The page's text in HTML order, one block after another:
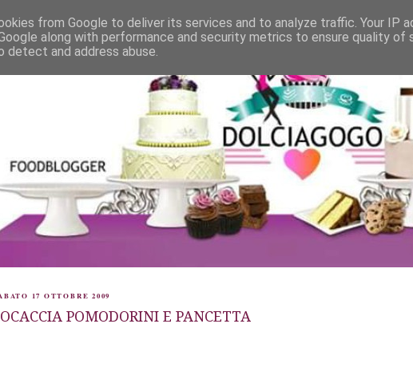
17 OTTOBRE 2009
POMODORINI E PANCETTA
from Google to deliver its services and to analyze traffic. Your IP
along with performance and security metrics to ensure quality of
detect and address abuse.